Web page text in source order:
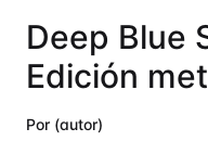
Deep Blue
Edición
Por (autor)